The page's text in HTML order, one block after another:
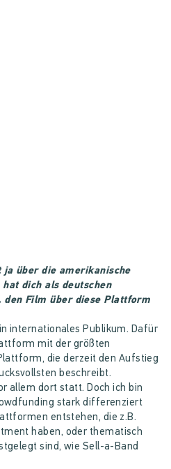
über die amerikanische
dich als deutschen
den Film über diese Plattform
internationales Publikum. Dafür
mit der größten
die derzeit den Aufstieg
beschreibt.
allem dort statt. Doch ich bin
stark differenziert
entstehen, die z.B.
haben, oder thematisch
sind, wie Sell-a-Band